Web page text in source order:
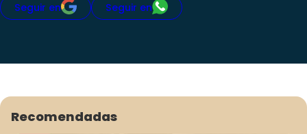
Seguir en Seguir en
Recomendadas